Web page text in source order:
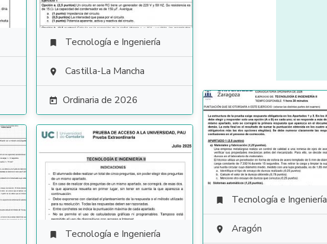
 Tecnología e Ingeniería
 Castilla-La Mancha
 Ordinaria de 2026
 Tecnología e Ingeniería
 Aragón
 Tecnología e Ingeniería